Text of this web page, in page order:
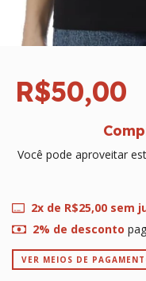
R$50,00
Você pode aproveitar
2x de R$25,00sem
2% de desconto
VER MEIOS DE